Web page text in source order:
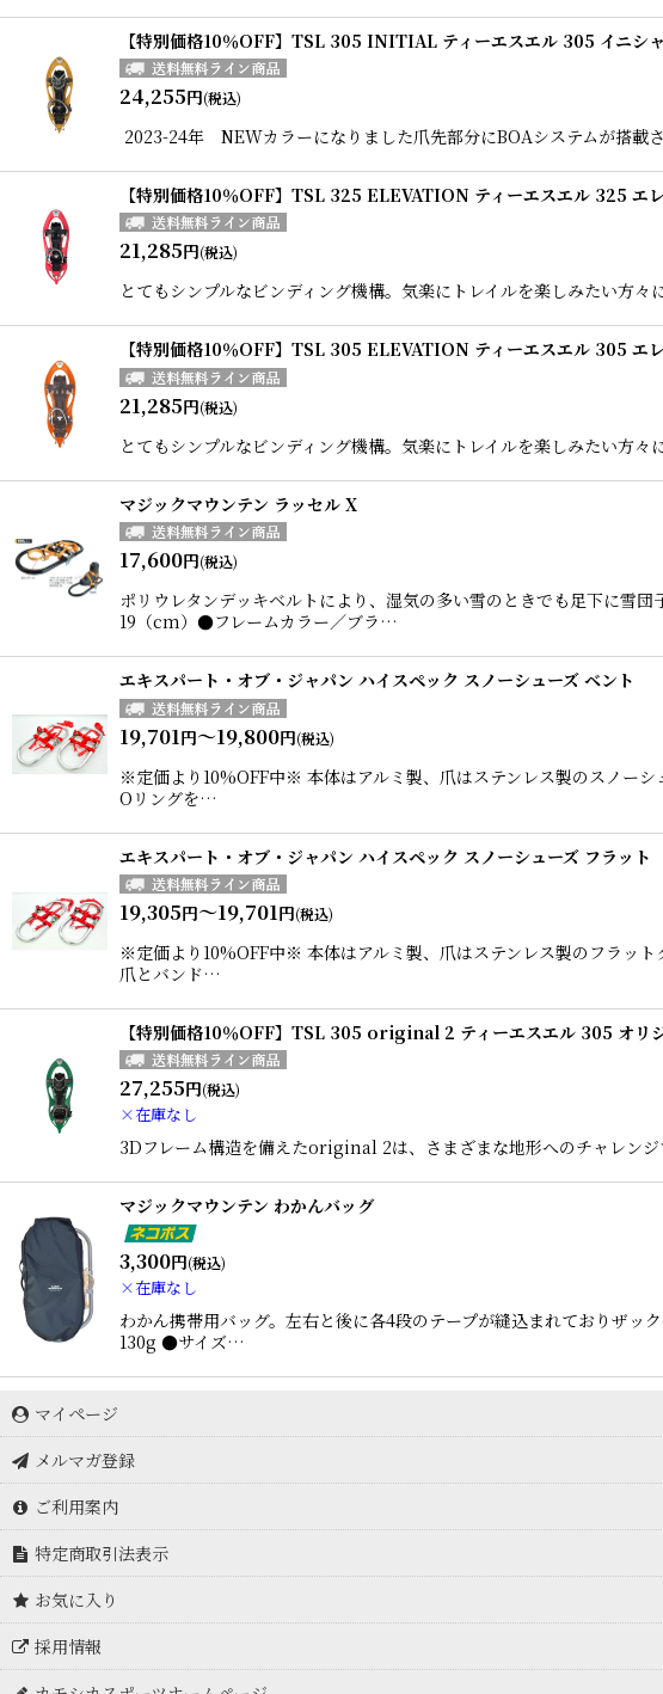
【特別価格10％OFF】TSL 305 INITIAL ティーエスエル 305 イニシ
24,255円(税込)
2023-24年 NEWカラーになりました爪先部分にBOAシステムが搭載
【特別価格10％OFF】TSL 325 ELEVATION ティーエスエル 325 エ
21,285円(税込)
とてもシンプルなビンディング機構。気楽にトレイルを楽しみたい
【特別価格10％OFF】TSL 305 ELEVATION ティーエスエル 305 エ
21,285円(税込)
とてもシンプルなビンディング機構。気楽にトレイルを楽しみたい
マジックマウンテン ラッセル X
17,600円(税込)
ポリウレタンデッキベルトにより、湿気の多い雪のときでも足下に雪
19（cm）●フレームカラー／ブラ…
エキスパート・オブ・ジャパン ハイスペック スノーシューズ ベント
19,701円～19,800円(税込)
※定価より10%OFF中※ 本体はアルミ製、爪はステンレス製のスノー
Oリングを…
エキスパート・オブ・ジャパン ハイスペック スノーシューズ フラット
19,305円～19,701円(税込)
※定価より10%OFF中※ 本体はアルミ製、爪はステンレス製のフラット
爪とバンド…
【特別価格10％OFF】TSL 305 original 2 ティーエスエル 305 オリ
27,255円(税込)
×在庫なし
3Dフレーム構造を備えたoriginal 2は、さまざまな地形へのチャレ
マジックマウンテン わかんバッグ
3,300円(税込)
×在庫なし
わかん携帯用バッグ。左右と後に各4段のテープが縫込まれておりザ
130g ●サイズ…
マイページ
メルマガ登録
ご利用案内
特定商取引法表示
お気に入り
採用情報